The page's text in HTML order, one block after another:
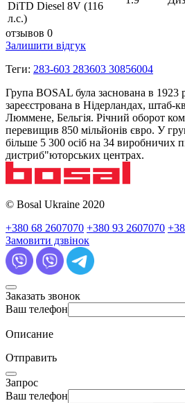
DiTD Diesel 8V (116
л.с.)
отзывов 0
Залишити відгук
Теги: 283-603 283603 30856004
Група BOSAL була заснована в 1923
зареєстрована в Нідерландах, штаб-
Люммене, Бельгія. Річний оборот
перевищив 850 мільйонів євро. У
більше 5 300 осіб на 34 виробничих
дистриб"юторських центрах.
© Bosal Ukraine 2020
+380 68 2607070 +380 93 2607070
Замовити дзвінок
Заказать звонок
Ваш телефон
Описание
Отправить
Запрос
Ваш телефон